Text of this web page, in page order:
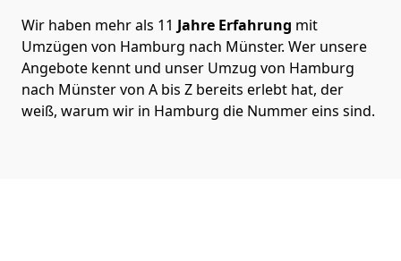
Wir haben mehr als 11 Jahre Erfahrung mit
Umzügen von Hamburg nach Münster. Wer unsere
Angebote kennt und unser Umzug von Hamburg
nach Münster von A bis Z bereits erlebt hat, der
weiß, warum wir in Hamburg die Nummer eins sind.